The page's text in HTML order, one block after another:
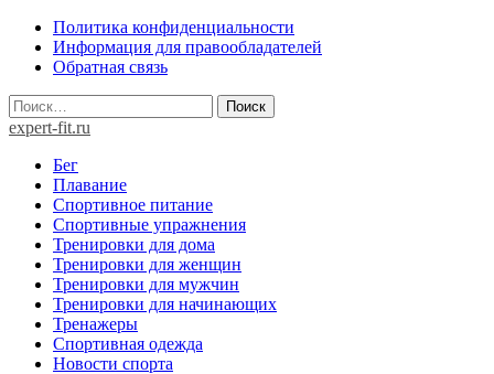
Skip
content
Политика конфиденциальности
Информация для правообладателей
Обратная связь
Найти:
expert-fit.ru
Бег
Плавание
Спортивное питание
Спортивные упражнения
Тренировки для дома
Тренировки для женщин
Тренировки для мужчин
Тренировки для начинающих
Тренажеры
Спортивная одежда
Новости спорта